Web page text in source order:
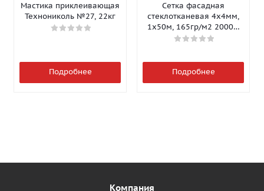
Мастика приклеивающая
Технониколь №27, 22кг
Подробнее
Сетка фасадная
стеклотканевая 4х4мм,
1х50м, 165гр/м2 2000Н
Isomax-165
Подробнее
Компания